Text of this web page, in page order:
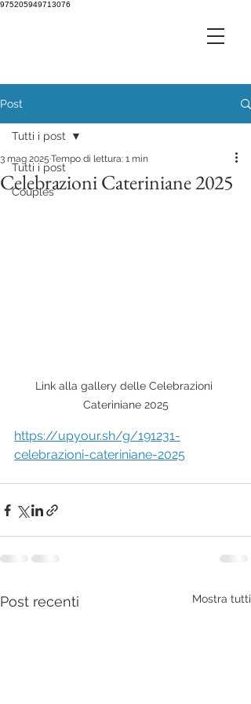
975205949713076
Post
Tutti i post
Couples
Tutti i post
Celebrazioni Cateriniane 2025
3 mag 2025 Tempo di lettura: 1 min
Link alla gallery delle Celebrazioni
Cateriniane 2025
https://upyour.sh/g/191231-
celebrazioni-cateriniane-2025
Post recenti Mostra tutti